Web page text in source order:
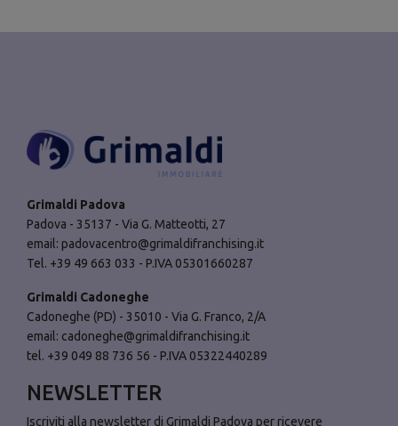
Grimaldi Padova
Padova - 35137 - Via G. Matteotti, 27
email: padovacentro@grimaldifranchising.it
Tel. +39 49 663 033 - P.IVA 05301660287
Grimaldi Cadoneghe
Cadoneghe (PD) - 35010 - Via G. Franco, 2/A
email: cadoneghe@grimaldifranchising.it
tel. +39 049 88 736 56 - P.IVA 05322440289
NEWSLETTER
Iscriviti alla newsletter di Grimaldi Padova per ricevere